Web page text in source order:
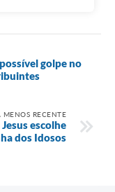
golpe no
MENOS RECENTE
escolhe
dos Idosos